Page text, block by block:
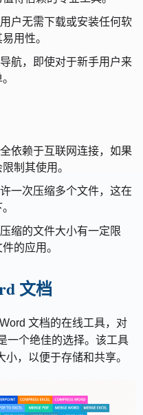
户无需下载或安装任何软
用性。
航，即使对于新手用户来
依赖于互联网连接，如果
制其使用。
一次压缩多个文件，这在
缩的文件大小有一定限
的应用。
文档
文档的在线工具，对
一个绝佳的选择。该工具
，以便于存储和共享。